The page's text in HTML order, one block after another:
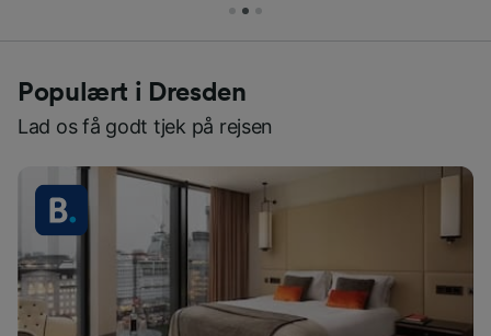
Populært i Dresden
Lad os få godt tjek på rejsen